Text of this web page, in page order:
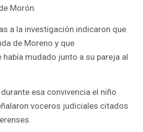
Morón.
a la investigación indicaron que
de Moreno y que
mudado junto a su pareja al
esa convivencia el niño
voceros judiciales citados